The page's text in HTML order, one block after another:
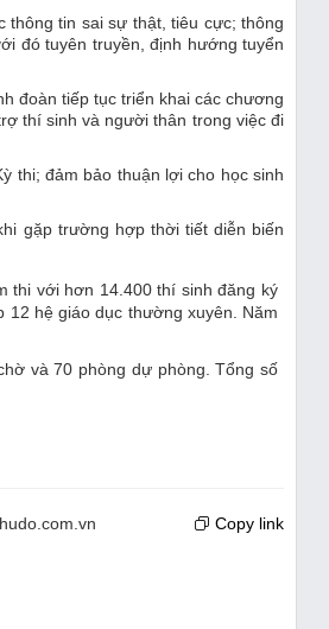
thông tin sai sự thật, tiêu cực; thông
đó tuyên truyền, định hướng tuyển
đoàn tiếp tục triển khai các chương
thí sinh và người thân trong việc đi
thi; đảm bảo thuận lợi cho học sinh
gặp trường hợp thời tiết diễn biến
thi với hơn 14.400 thí sinh đăng ký
12 hệ giáo dục thường xuyên. Năm
và 70 phòng dự phòng. Tổng số
Copy link